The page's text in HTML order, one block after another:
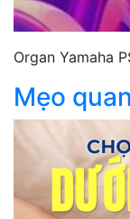
Organ Yamaha
Mẹo